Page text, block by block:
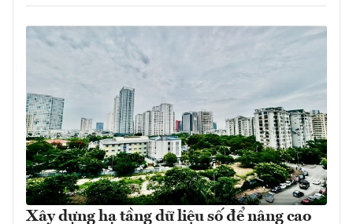
Xây dựng hạ tầng dữ liệu số để nâng cao